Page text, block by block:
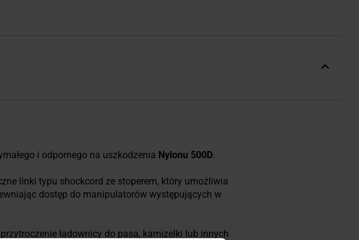
i odpornego na uszkodzenia Nylonu 500D.
linki typu shockcord ze stoperem, który umożliwia
dostęp do manipulatorów występujących w
ładownicy do pasa, kamizelki lub innych